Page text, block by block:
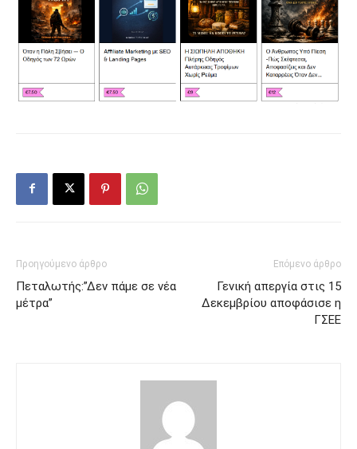
Προηγούμενο άρθρο
Πεταλωτής:”Δεν πάμε σε νέα
μέτρα”
Επόμενο άρθρο
Γενική απεργία στις 15
Δεκεμβρίου αποφάσισε η
ΓΣΕΕ